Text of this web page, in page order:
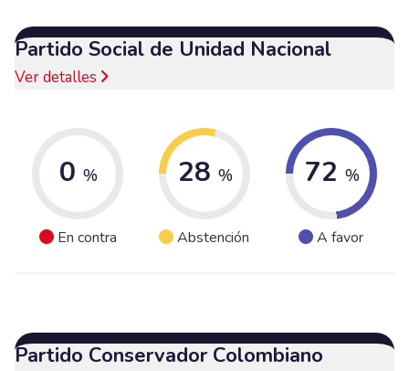
Partido Social de Unidad Nacional
Ver detalles
0 %
En contra
28 %
Abstención
72 %
A favor
Partido Conservador Colombiano